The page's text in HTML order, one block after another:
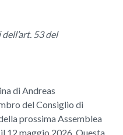
53 del
di Andreas
del Consiglio di
prossima Assemblea
12 maggio 2026. Questa